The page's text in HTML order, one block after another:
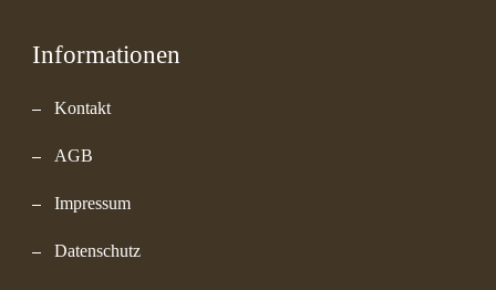
Informationen
Kontakt
AGB
Impressum
Datenschutz